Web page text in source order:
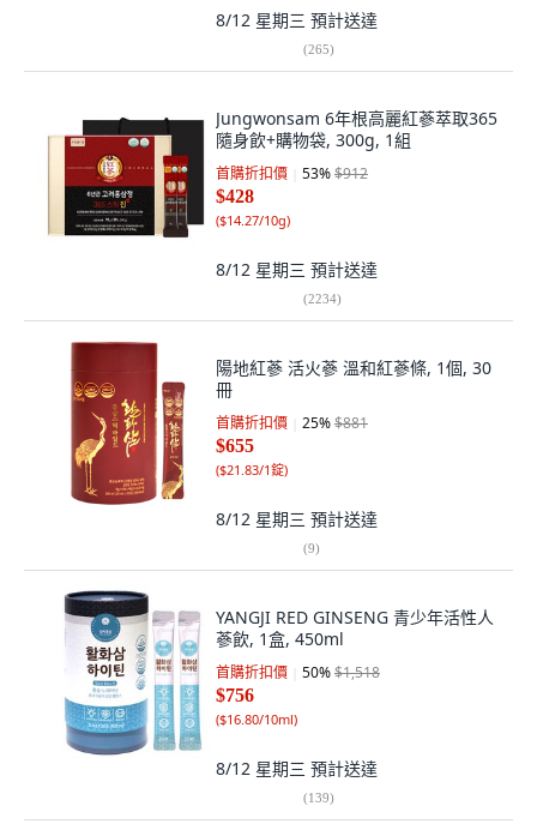
8/12 星期三 預計送達
(265)
Jungwonsam 6年根高麗紅蔘萃取365
隨身飲+購物袋, 300g, 1組
首購折扣價 53%$912
$428
($14.27/10g)
8/12 星期三 預計送達
(2234)
陽地紅蔘 活火蔘 溫和紅蔘條, 1個, 30
冊
首購折扣價 25%$881
$655
($21.83/1錠)
8/12 星期三 預計送達
(9)
YANGJI RED GINSENG 青少年活性人
蔘飲, 1盒, 450ml
首購折扣價 50%$1,518
$756
($16.80/10ml)
8/12 星期三 預計送達
(139)